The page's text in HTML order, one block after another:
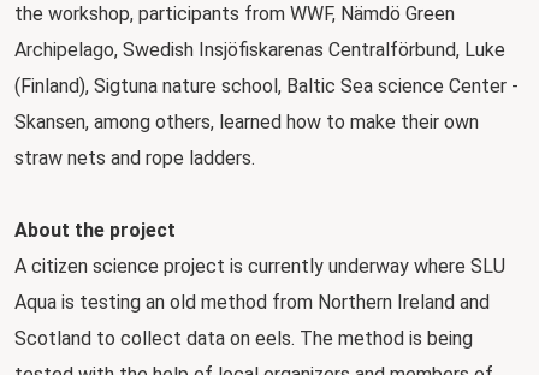
the workshop, participants from WWF, Nämdö Green
Archipelago, Swedish Insjöfiskarenas Centralförbund, Luke
(Finland), Sigtuna nature school, Baltic Sea science Center -
Skansen, among others, learned how to make their own
straw nets and rope ladders.
About the project
A citizen science project is currently underway where SLU
Aqua is testing an old method from Northern Ireland and
Scotland to collect data on eels. The method is being